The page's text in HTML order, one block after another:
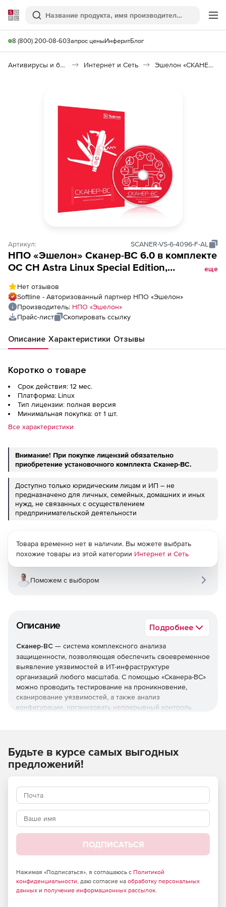
Softline
Поиск
8 (800) 200-08-60Запрос ценыИнферитБлог
Антивирусы и безопасность Интернет и Сеть Эшелон «СКАНЕР-ВС»
Артикул: SCANER-VS-6-4096-F-AL
НПО «Эшелон» Сканер-ВС 6.0 в комплекте
OC CH Astra Linux Special Edition,
231), на 4096 IP адресов
еще
Нет отзывов
Softline - Авторизованный партнер НПО «Эшелон»
Производитель: НПО «Эшелон»
Прайс-лист
Скопировать ссылку
Описание Характеристики Отзывы
Коротко о товаре
Срок действия: 12 мес.
Платформа: Linux
Тип лицензии: полная версия
Минимальная покупка: от 1 шт.
Все характеристики
Внимание! При покупке лицензий обязательно
приобретение установочного комплекта Сканер-ВС.
Доступно только юридическим лицам и ИП – не
предназначено для личных, семейных, домашних и иных
нужд, не связанных с осуществлением
предпринимательской деятельности
Описание Подробнее
Сканер-ВС — система комплексного анализа
защищенности, позволяющая обеспечить своевременное
выявление уязвимостей в ИТ-инфраструктуре
организаций любого масштаба. С помощью «Сканера-ВС»
можно проводить тестирование на проникновение,
сканирование уязвимостей, а также анализ
конфигурации, организовать непрерывный контроль
обеспечить непрерывный мониторинг защищенности
информационных систем;
повысить эффективность деятельности IT-
подразделений и служб безопасности.
проводить как специализированные тесты, так и
комплексное тестирование защищенности
системные проверки.
Преимущества:
возможность работы в режиме Live USB, а также
Товара временно нет в наличии. Вы можете выбрать
похожие товары из этой категории Интернет и Сеть
Поможем с выбором
Будьте в курсе самых выгодных
предложений!
ПОДПИСАТЬСЯ
Нажимая «Подписаться», я соглашаюсь с Политикой
конфиденциальности, даю согласие на обработку персональных
данных и получение информационных рассылок.